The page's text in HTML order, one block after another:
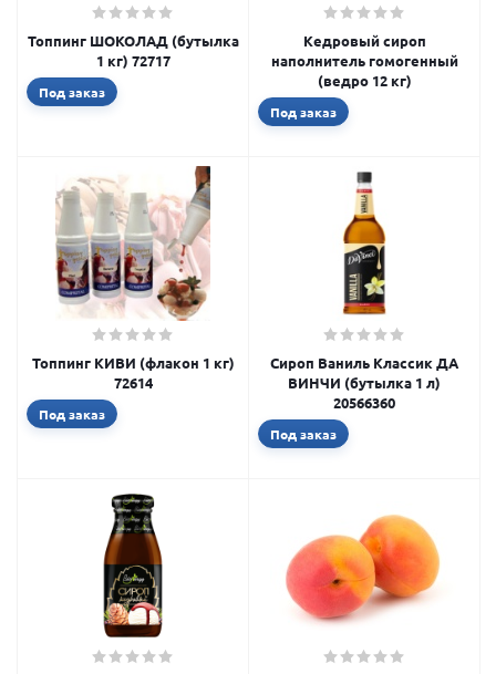
Топпинг ШОКОЛАД (бутылка
1 кг) 72717
Под заказ
Кедровый сироп
наполнитель гомогенный
(ведро 12 кг)
Под заказ
Топпинг КИВИ (флакон 1 кг)
72614
Под заказ
Сироп Ваниль Классик ДА
ВИНЧИ (бутылка 1 л)
20566360
Под заказ